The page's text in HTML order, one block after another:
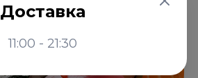
Доставка
11:00 - 21:30